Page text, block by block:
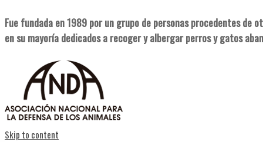
Fue fundada en 1989 por un grupo de personas procedentes de
en su mayoría dedicados a recoger y albergar perros y gatos
Skip to content